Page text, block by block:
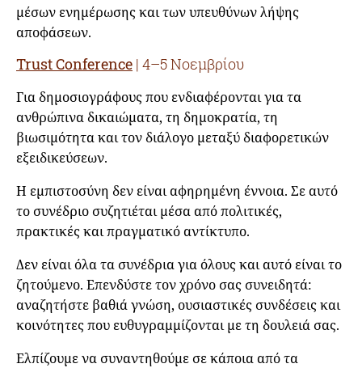
μέσων ενημέρωσης και των υπευθύνων λήψης
αποφάσεων.
Trust Conference | 4–5 Νοεμβρίου
Για δημοσιογράφους που ενδιαφέρονται για τα
ανθρώπινα δικαιώματα, τη δημοκρατία, τη
βιωσιμότητα και τον διάλογο μεταξύ διαφορετικών
εξειδικεύσεων.
Η εμπιστοσύνη δεν είναι αφηρημένη έννοια. Σε αυτό
το συνέδριο συζητιέται μέσα από πολιτικές,
πρακτικές και πραγματικό αντίκτυπο.
Δεν είναι όλα τα συνέδρια για όλους και αυτό είναι το
ζητούμενο. Επενδύστε τον χρόνο σας συνειδητά:
αναζητήστε βαθιά γνώση, ουσιαστικές συνδέσεις και
κοινότητες που ευθυγραμμίζονται με τη δουλειά σας.
Ελπίζουμε να συναντηθούμε σε κάποια από τα